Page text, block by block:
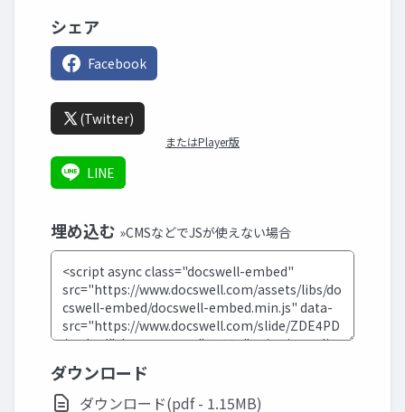
シェア
Facebook
(Twitter)
またはPlayer版
LINE
埋め込む »CMSなどでJSが使えない場合
ダウンロード
ダウンロード(pdf - 1.15MB)